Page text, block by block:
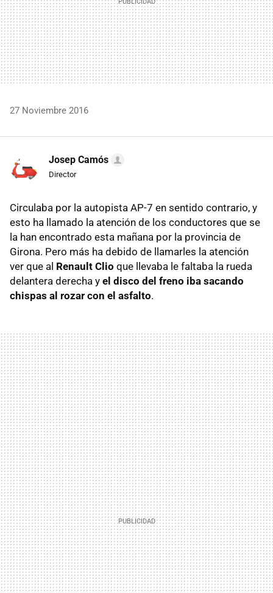
27 Noviembre 2016
Josep Camós
Director
Circulaba por la autopista AP-7 en sentido contrario, y
esto ha llamado la atención de los conductores que se
la han encontrado esta mañana por la provincia de
Girona. Pero más ha debido de llamarles la atención
ver que al Renault Clio que llevaba le faltaba la rueda
delantera derecha y el disco del freno iba sacando
chispas al rozar con el asfalto.